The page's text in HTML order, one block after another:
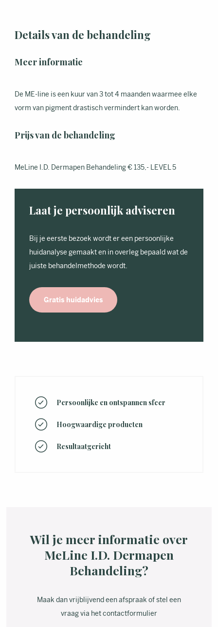
Details van de behandeling
Meer informatie
De ME-line is een kuur van 3 tot 4 maanden waarmee elke
vorm van pigment drastisch vermindert kan worden.
Prijs van de behandeling
MeLine I.D. Dermapen Behandeling € 135,- LEVEL 5
Laat je persoonlijk adviseren
Bij je eerste bezoek wordt er een persoonlijke
huidanalyse gemaakt en in overleg bepaald wat de
juiste behandelmethode wordt.
Gratis huidadvies
Persoonlijke en ontspannen sfeer
Hoogwaardige producten
Resultaatgericht
Wil je meer informatie over
MeLine I.D. Dermapen
Behandeling?
Maak dan vrijblijvend een afspraak of stel een
vraag via het contactformulier